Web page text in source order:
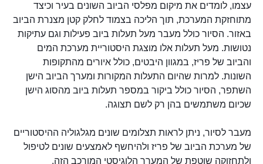
עצמו, לומדים את מיקום מפלסי הביוב השונים בעיר וכיצד
מתוחזקת המערכת, תוך הליכה בצמוד לחלק קטן מצנרת הביוב
באזור. הסיור כולל מעבר מעל תעלות ביוב פעילות וגם עתיקות
נטושות. מעל תעלות אלו מוצגת היסטוריית מערכת המים
והביוב של פריז, במגוון היבטים, כולל איורים מהתקופות
השונות. למרות שהיום התעלות המקורות ומערך הביוב הישן
השתפר, הסיור כולל ביקור במספר תעלות ביוב מהסוג הישן
שכיום משתמשים בהן רק לשם תצוגה.
מעבר לסיור, ניתן לראות תצלומים שונים מגלגוליה ההיסטוריים
של מערכת הביוב של פריז ולהיחשף לאמצעים שונים לטיפול
ולתחזוקה שוטפת של המערך הלוגיסטי המורכב הזה.